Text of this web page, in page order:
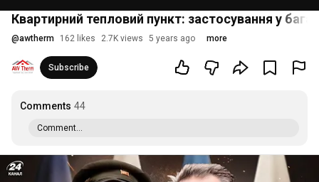
Квартирний тепловий пункт: застосування у
@awtherm 162 likes 2.7K views 5 years ago more
Subscribe
Comments 44
Comment...